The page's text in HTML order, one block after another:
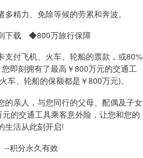
精力、免除等候的劳累和奔波。
下载
◆800万旅行保障
支付飞机、火车、轮船的票款，或80%
即刻拥有了最高￥800万元的交通工
车、轮船的保额都是￥800万元)。
的亲人，与您同行的父母、配偶及子女
的交通工具乘客意外险，让您和您的
生活从此刻开启!
--积分永久有效